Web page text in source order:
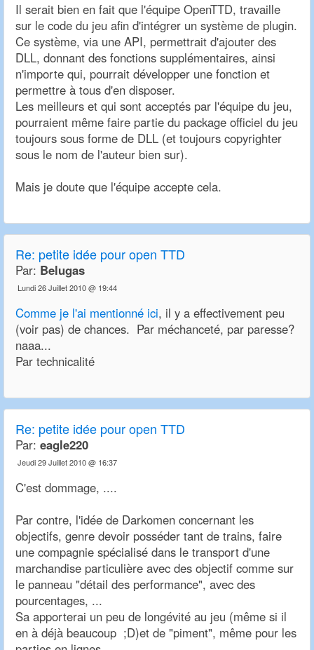
Il serait bien en fait que l'équipe OpenTTD, travaille
sur le code du jeu afin d'intégrer un système de plugin.
Ce système, via une API, permettrait d'ajouter des
DLL, donnant des fonctions supplémentaires, ainsi
n'importe qui, pourrait développer une fonction et
permettre à tous d'en disposer.
Les meilleurs et qui sont acceptés par l'équipe du jeu,
pourraient même faire partie du package officiel du jeu
toujours sous forme de DLL (et toujours copyrighter
sous le nom de l'auteur bien sur).
Mais je doute que l'équipe accepte cela.
Re: petite idée pour open TTD
Par: Belugas
Lundi 26 Juillet 2010 @ 19:44
Comme je l'ai mentionné ici, il y a effectivement peu
(voir pas) de chances. Par méchanceté, par paresse?
naaa...
Par technicalité
Re: petite idée pour open TTD
Par: eagle220
Jeudi 29 Juillet 2010 @ 16:37
C'est dommage, ....
Par contre, l'idée de Darkomen concernant les
objectifs, genre devoir posséder tant de trains, faire
une compagnie spécialisé dans le transport d'une
marchandise particulière avec des objectif comme sur
le panneau "détail des performance", avec des
pourcentages, ...
Sa apporterai un peu de longévité au jeu (même si il
en à déjà beaucoup ;D)et de "piment", même pour les